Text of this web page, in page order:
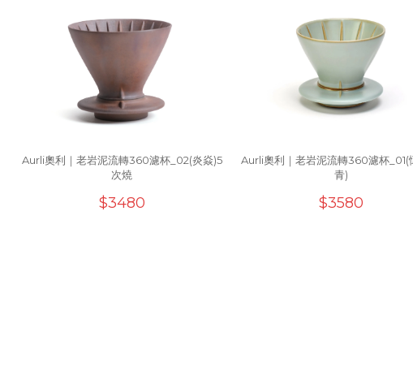
Aurli奧利｜老岩泥流轉360濾杯_02(炎焱)5
次燒
$3480
Aurli奧利｜老岩泥流轉360濾杯_01(
青)
$3580